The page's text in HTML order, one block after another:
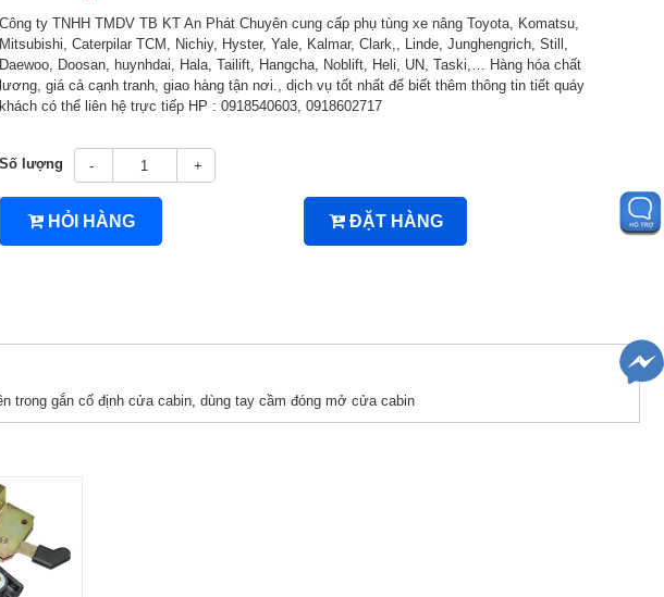
Công ty TNHH TMDV TB KT An Phát Chuyên cung cấp phụ tùng xe nâng Toyota, Komatsu,
Mitsubishi, Caterpilar TCM, Nichiy, Hyster, Yale, Kalmar, Clark,, Linde, Junghengrich, Still,
Daewoo, Doosan, huynhdai, Hala, Tailift, Hangcha, Noblift, Heli, UN, Taski,… Hàng hóa chất
lương, giá cả cạnh tranh, giao hàng tận nơi., dịch vụ tốt nhất để biết thêm thông tin tiết quáy
khách có thể liên hệ trực tiếp HP : 0918540603, 0918602717
Số lượng - +
HỎI HÀNG ĐẶT HÀNG
trong gắn cố định cửa cabin, dùng tay cầm đóng mở cửa cabin